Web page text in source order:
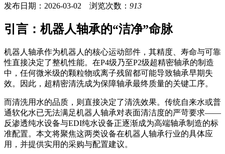
发布日期：2026-03-02 浏览次数： 913
引言：机器人轴承的“洁净”命脉
机器人轴承作为机器人的核心运动部件，其精度、寿命与可靠
性直接决定了整机性能。在P4级乃至P2级超精密轴承的制造
中，任何微米级的颗粒物或离子残留都可能导致轴承早期失
效。因此，超精密清洗成为保障轴承最终质量的关键工序。
而清洗用水的品质，则直接决定了清洗效果。传统自来水或普
通软化水已无法满足机器人轴承对表面清洁度的严苛要求——
反渗透纯水设备与EDI纯水设备正逐渐成为高端轴承制造的标
准配置。本文将聚焦这两类设备在机器人轴承行业的具体应
用，并提供实用的采购与配置建议。